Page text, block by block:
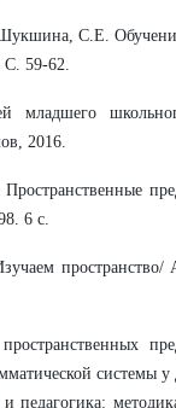
С.Е.
С. 59-62.
2016.
6 с.
системы у
педагогика: